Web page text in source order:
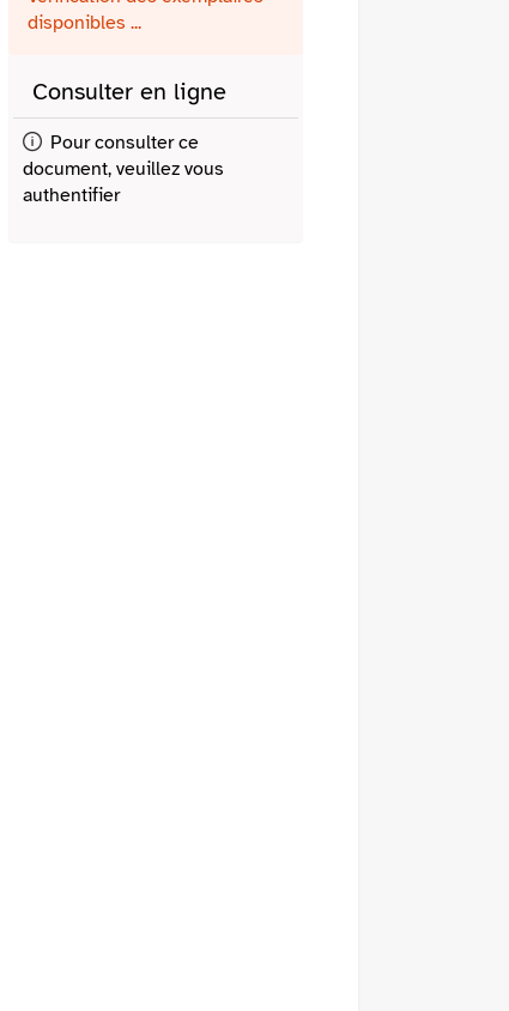
disponibles ...
Consulter en ligne
Pour consulter ce
document, veuillez vous
authentifier